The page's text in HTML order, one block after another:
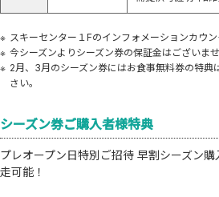
スキーセンター１Fのインフォメーションカウン
今シーズンよりシーズン券の保証金はございませ
2月、3月のシーズン券にはお食事無料券の特典
さい。
シーズン券ご購入者様特典
プレオープン日特別ご招待 早割シーズン
走可能！